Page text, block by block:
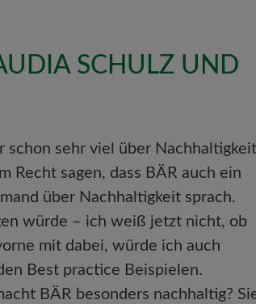
SCHULZ UND
schon sehr viel über Nachhaltigkeit
Recht sagen, dass BÄR auch ein
über Nachhaltigkeit sprach.
würde – ich weiß jetzt nicht, ob
mit dabei, würde ich auch
Best practice Beispielen.
BÄR besonders nachhaltig?